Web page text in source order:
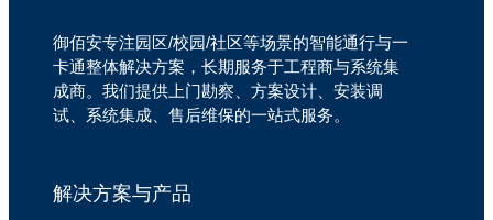
御佰安专注园区/校园/社区等场景的智能通行与一
卡通整体解决方案，长期服务于工程商与系统集
成商。我们提供上门勘察、方案设计、安装调
试、系统集成、售后维保的一站式服务。
解决方案与产品